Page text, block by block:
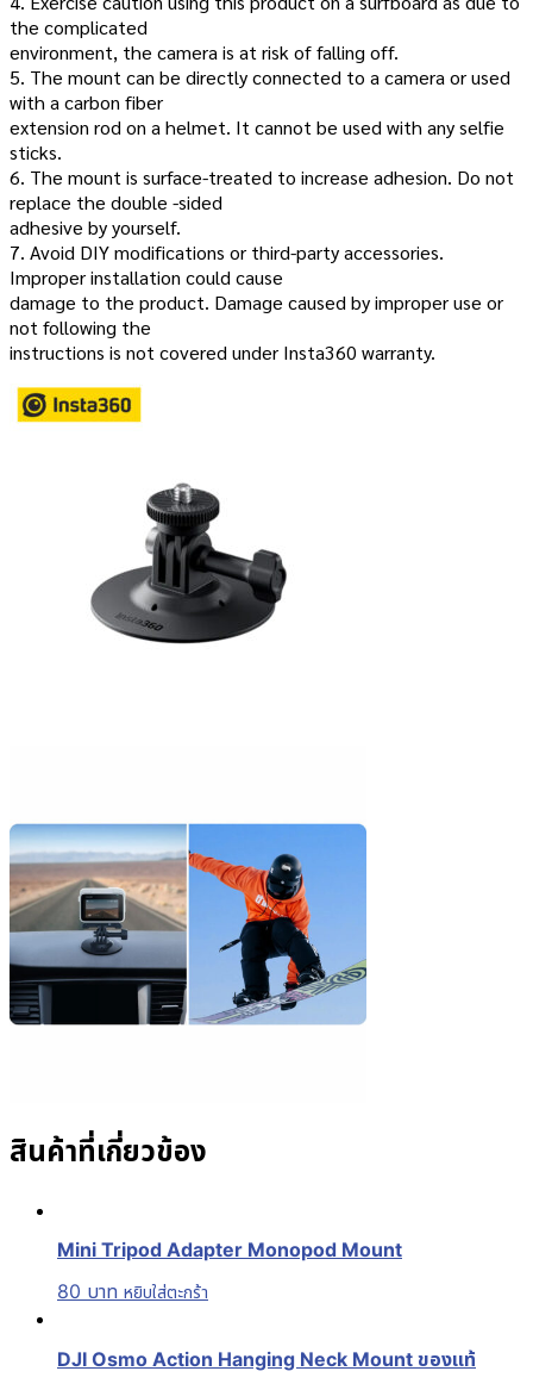
the complicated
environment, the camera is at risk of falling off.
5. The mount can be directly connected to a camera or used
with a carbon fiber
extension rod on a helmet. It cannot be used with any selfie
sticks.
6. The mount is surface-treated to increase adhesion. Do not
replace the double -sided
adhesive by yourself.
7. Avoid DIY modifications or third-party accessories.
Improper installation could cause
damage to the product. Damage caused by improper use or
not following the
instructions is not covered under Insta360 warranty.
สินค้าที่เกี่ยวข้อง
Mini Tripod Adapter Monopod Mount
80 บาท หยิบใส่ตะกร้า
DJI Osmo Action Hanging Neck Mount ของแท้